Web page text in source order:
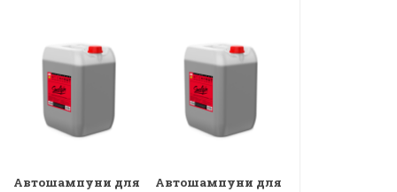
Автошампуни для
Автошампуни для